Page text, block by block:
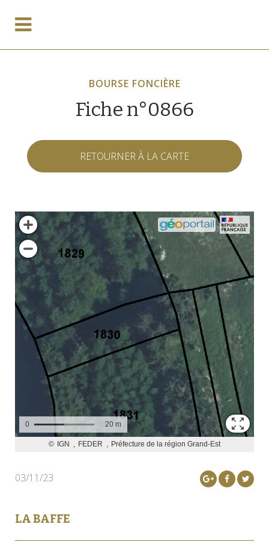
BOURSE FONCIÈRE
Fiche n°0866
RETOURNER À LA CARTE
03/11/23
LA BAFFE